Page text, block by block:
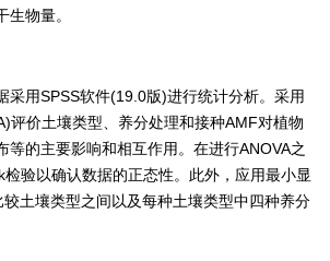
物量。
采用SPSS软件(19.0版)进行统计分析。采用
评价土壤类型、养分处理和接种AMF对植物
等的主要影响和相互作用。在进行ANOVA之
验以确认数据的正态性。此外，应用最小显
土壤类型之间以及每种土壤类型中四种养分